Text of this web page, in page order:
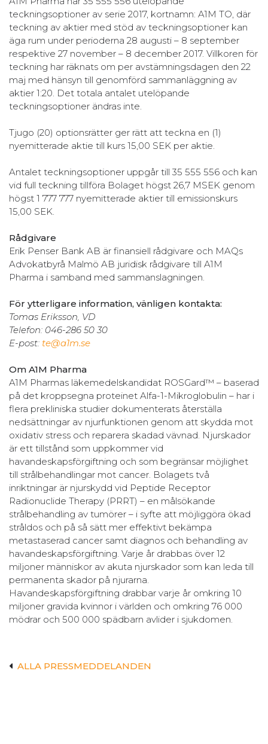
teckningsoptioner av serie 2017, kortnamn: A1M TO, där
teckning av aktier med stöd av teckningsoptioner kan
äga rum under perioderna 28 augusti – 8 september
respektive 27 november – 8 december 2017. Villkoren för
teckning har räknats om per avstämningsdagen den 22
maj med hänsyn till genomförd sammanläggning av
aktier 1:20. Det totala antalet utelöpande
teckningsoptioner ändras inte.
Tjugo (20) optionsrätter ger rätt att teckna en (1)
nyemitterade aktie till kurs 15,00 SEK per aktie.
Antalet teckningsoptioner uppgår till 35 555 556 och kan
vid full teckning tillföra Bolaget högst 26,7 MSEK genom
högst 1 777 777 nyemitterade aktier till emissionskurs
15,00 SEK.
Rådgivare
Erik Penser Bank AB är finansiell rådgivare och MAQs
Advokatbyrå Malmö AB juridisk rådgivare till A1M
Pharma i samband med sammanslagningen.
För ytterligare information, vänligen kontakta:
Tomas Eriksson, VD
Telefon: 046-286 50 30
E-post: te@a1m.se
Om A1M Pharma
A1M Pharmas läkemedelskandidat ROSGard™ – baserad
på det kroppsegna proteinet Alfa-1-Mikroglobulin – har i
flera prekliniska studier dokumenterats återställa
nedsättningar av njurfunktionen genom att skydda mot
oxidativ stress och reparera skadad vävnad. Njurskador
är ett tillstånd som uppkommer vid
havandeskapsförgiftning och som begränsar möjlighet
till strålbehandlingar mot cancer. Bolagets två
inriktningar är njurskydd vid Peptide Receptor
Radionuclide Therapy (PRRT) – en målsökande
strålbehandling av tumörer – i syfte att möjliggöra ökad
stråldos och på så sätt mer effektivt bekämpa
metastaserad cancer samt diagnos och behandling av
havandeskapsförgiftning. Varje år drabbas över 12
miljoner människor av akuta njurskador som kan leda till
permanenta skador på njurarna.
Havandeskapsförgiftning drabbar varje år omkring 10
miljoner gravida kvinnor i världen och omkring 76 000
mödrar och 500 000 spädbarn avlider i sjukdomen.
ALLA PRESSMEDDELANDEN